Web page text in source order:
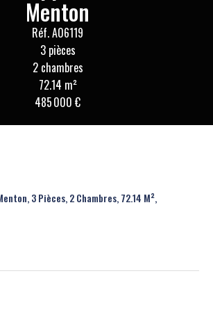
Menton
Réf. A06119
3 pièces
2 chambres
72.14 m²
485 000 €
3 Pièces, 2 Chambres, 72.14 M²,